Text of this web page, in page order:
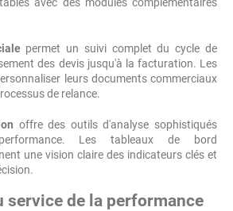
permet un suivi complet du cycle de
des devis jusqu'à la facturation. Les
leurs documents commerciaux
de relance.
offre des outils d'analyse sophistiqués
Les tableaux de bord
une vision claire des indicateurs clés et
service de la performance